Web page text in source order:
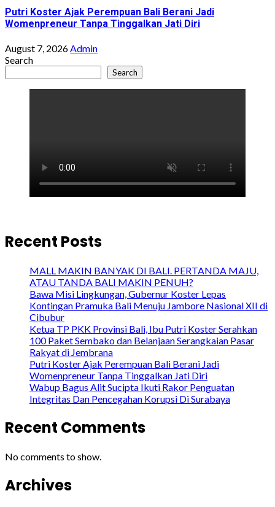
Putri Koster Ajak Perempuan Bali Berani Jadi
Womenpreneur Tanpa Tinggalkan Jati Diri
August 7, 2026Admin
Search
Search
Recent Posts
MALL MAKIN BANYAK DI BALI. PERTANDA MAJU,
ATAU TANDA BALI MAKIN PENUH?
Bawa Misi Lingkungan, Gubernur Koster Lepas
Kontingan Pramuka Bali Menuju Jambore Nasional XII di
Cibubur
Ketua TP PKK Provinsi Bali, Ibu Putri Koster Serahkan
100 Paket Sembako dan Belanjaan Serangkaian Pasar
Rakyat di Jembrana
Putri Koster Ajak Perempuan Bali Berani Jadi
Womenpreneur Tanpa Tinggalkan Jati Diri
Wabup Bagus Alit Sucipta Ikuti Rakor Penguatan
Integritas Dan Pencegahan Korupsi Di Surabaya
Recent Comments
No comments to show.
Archives